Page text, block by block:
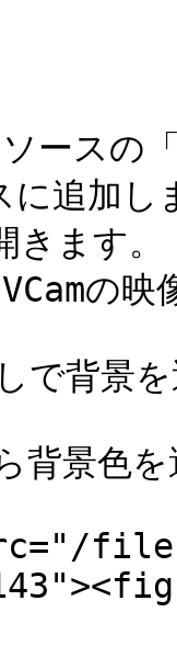
スの「
に追加し
ます。
の映
で背景
背景色
files/